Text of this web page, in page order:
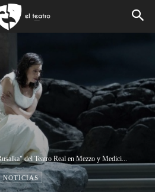
del Teatro Real en Mezzo y Medici...
NOTICIAS